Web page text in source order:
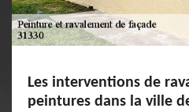
Les interventions de
peintures dans la ville